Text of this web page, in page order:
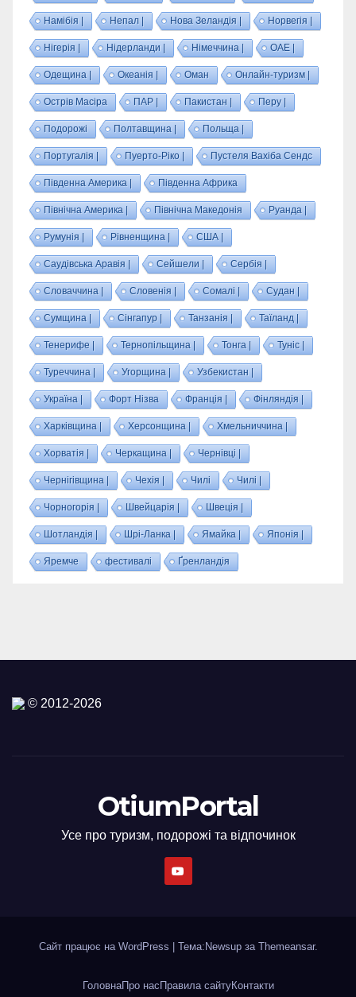
Намібія | Непал | Нова Зеландія | Норвегія |
Нігерія | Нідерланди | Німеччина | ОАЕ |
Одещина | Океанія | Оман Онлайн-туризм |
Острів Масіра ПАР | Пакистан | Перу |
Подорожі Полтавщина | Польща |
Португалія | Пуерто-Ріко | Пустеля Вахіба Сендс
Південна Америка | Південна Африка
Північна Америка | Північна Македонія Руанда |
Румунія | Рівненщина | США |
Саудівська Аравія | Сейшели | Сербія |
Словаччина | Словенія | Сомалі | Судан |
Сумщина | Сінгапур | Танзанія | Таїланд |
Тенерифе | Тернопільщина | Тонга | Туніс |
Туреччина | Угорщина | Узбекистан |
Україна | Форт Нізва Франція | Фінляндія |
Харківщина | Херсонщина | Хмельниччина |
Хорватія | Черкащина | Чернівці |
Чернігівщина | Чехія | Чилі Чилі |
Чорногорія | Швейцарія | Швеція |
Шотландія | Шрі-Ланка | Ямайка | Японія |
Яремче фестивалі Ґренландія
© 2012-2026
OtiumPortal
Усе про туризм, подорожі та відпочинок
Сайт працює на WordPress Тема:Newsup за Themeansar.
ГоловнаПро нас Правила сайтуКонтакти